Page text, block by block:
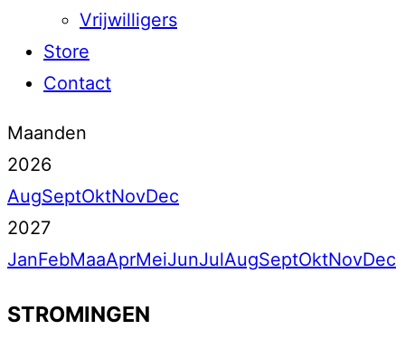
Vrijwilligers
Store
Contact
Maanden
2026
AugSeptOktNovDec
2027
JanFebMaaAprMeiJunJulAugSeptOktNovDec
STROMINGEN